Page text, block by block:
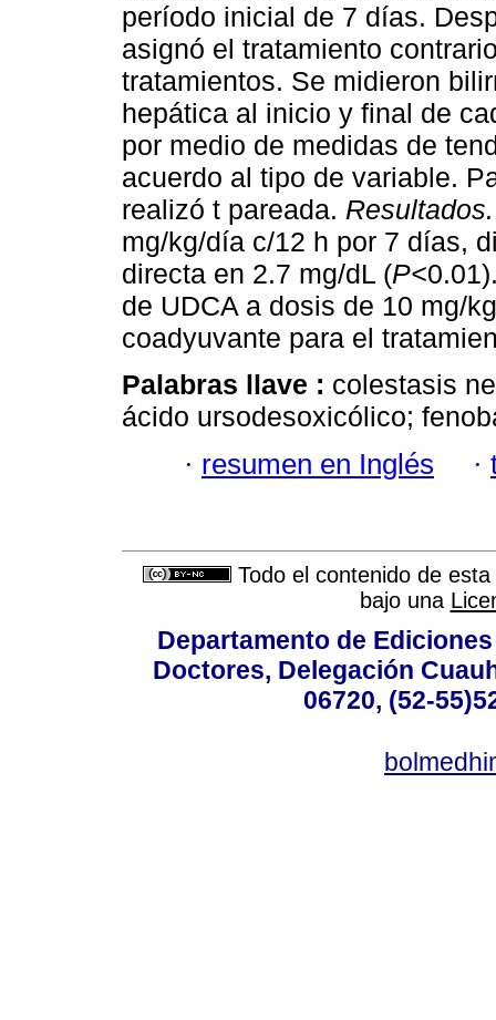
período inicial de 7 días.
asignó el tratamiento
tratamientos. Se midieron
hepática al inicio y final de
por medio de medidas de
acuerdo al tipo de variable.
realizó t pareada. Resultados.
mg/kg/día c/12 h por 7 días,
directa en 2.7 mg/dL (P<
de UDCA a dosis de 10 mg/
coadyuvante para el
Palabras llave : colestasis
ácido ursodesoxicólico;
· resumen en Inglés ·
Todo el contenido de
bajo una
Departamento de
Doctores, Delegación
06720, (52-